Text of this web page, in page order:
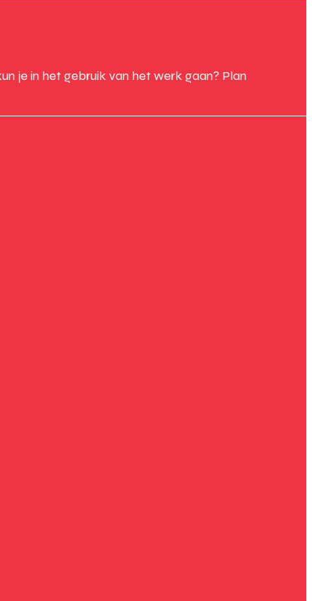
je in het gebruik van het werk gaan? Plan